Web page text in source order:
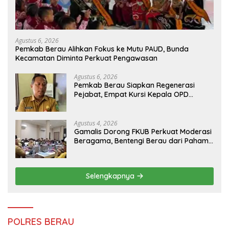
Agustus 6, 2026
Pemkab Berau Alihkan Fokus ke Mutu PAUD, Bunda
Kecamatan Diminta Perkuat Pengawasan
Agustus 6, 2026
Pemkab Berau Siapkan Regenerasi
Pejabat, Empat Kursi Kepala OPD
Agustus 4, 2026
Gamalis Dorong FKUB Perkuat Moderasi
Beragama, Bentengi Berau dari Paham
Selengkapnya
POLRES BERAU